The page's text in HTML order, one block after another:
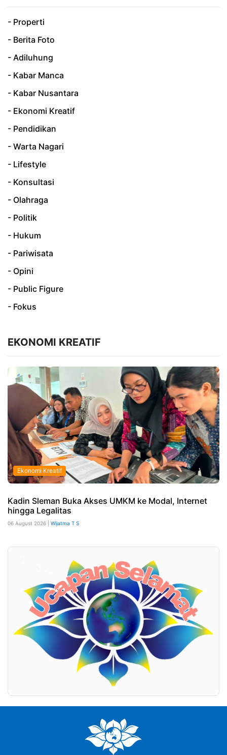
- Properti
- Berita Foto
- Adiluhung
- Kabar Manca
- Kabar Nusantara
- Ekonomi Kreatif
- Pendidikan
- Warta Nagari
- Lifestyle
- Konsultasi
- Olahraga
- Politik
- Hukum
- Pariwisata
- Opini
- Public Figure
- Fokus
EKONOMI KREATIF
Ekonomi Kreatif
Kadin Sleman Buka Akses UMKM ke Modal, Internet
hingga Legalitas
06 August 2026 | Wijatma T S